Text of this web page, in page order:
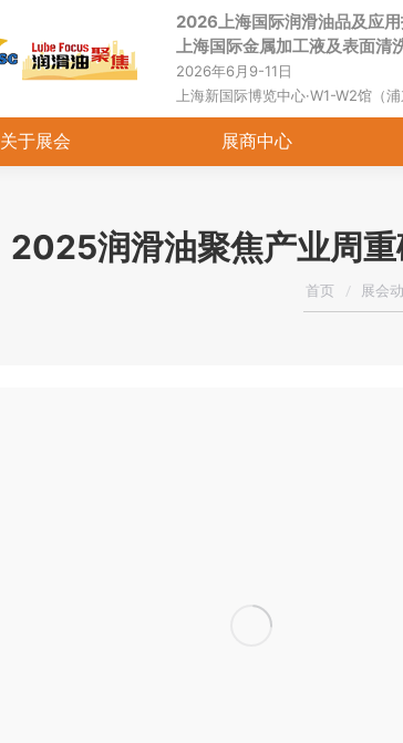
2026上海国际润滑油品及应
上海国际金属加工液及表面清
2026年6月9-11日
上海新国际博览中心·W1-W2馆（
关于展会 展商中心
2025润滑油聚焦产业周重
您在这里：
首页 展会
首页 关于展会